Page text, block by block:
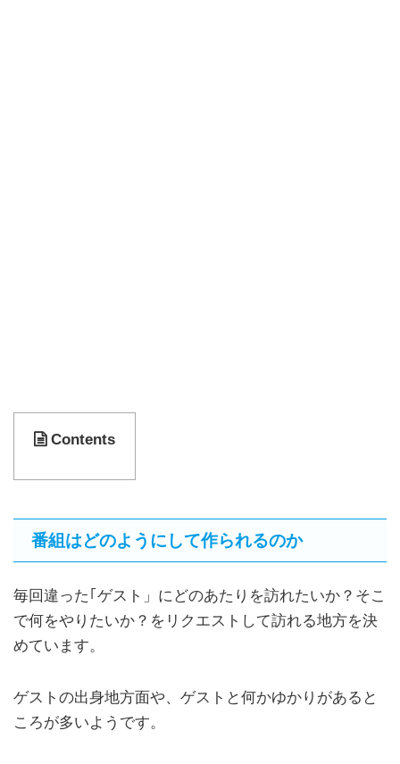
Contents
番組はどのようにして作られるのか
毎回違った｢ゲスト」にどのあたりを訪れたいか？そこ
で何をやりたいか？をリクエストして訪れる地方を決
めています。
ゲストの出身地方面や、ゲストと何かゆかりがあると
ころが多いようです。